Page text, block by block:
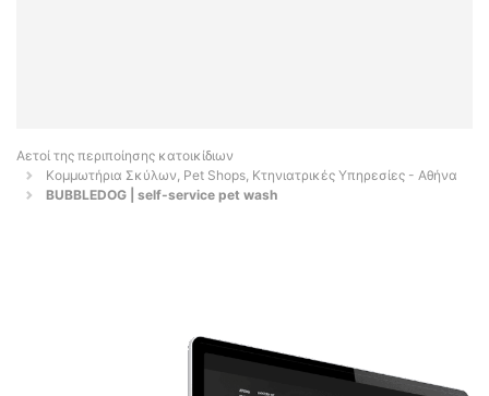
Αετοί της περιποίησης κατοικίδιων
Κομμωτήρια Σκύλων, Pet Shops, Κτηνιατρικές Υπηρεσίες - Αθήνα
BUBBLEDOG | self-service pet wash